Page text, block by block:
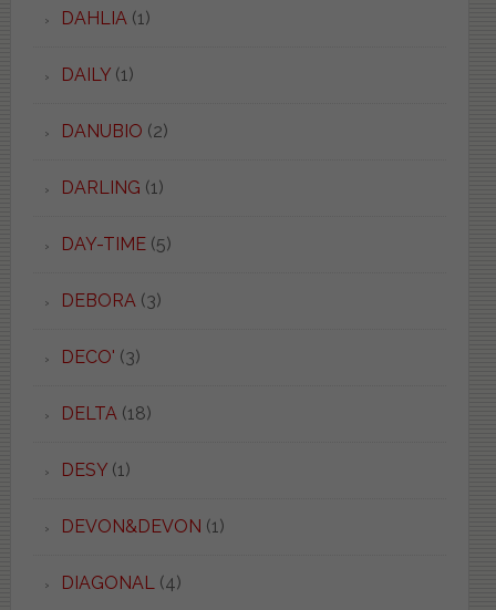
DAHLIA (1)
DAILY(1)
DANUBIO (2)
DARLING (1)
DAY-TIME(5)
DEBORA (3)
DECO' (3)
DELTA (18)
DESY(1)
DEVON&DEVON (1)
DIAGONAL (4)